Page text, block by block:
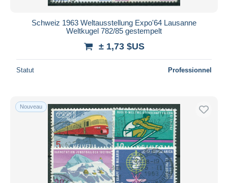
Schweiz 1963 Weltausstellung Expo'64 Lausanne
Weltkugel 782/85 gestempelt
± 1,73 $US
Statut Professionnel
Nouveau